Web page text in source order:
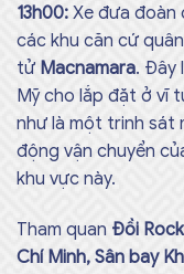
13h00: Xe đưa
các khu căn cứ
tử Macnamara. Đây
Mỹ cho lắp đặt ở vĩ
như là một trinh sát
động vận chuyển
khu vực này.
Tham quan Đồi
Chí Minh, Sân bay